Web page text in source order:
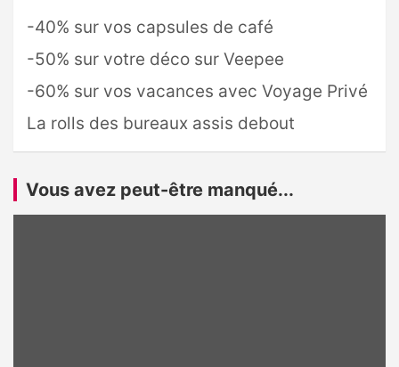
-40% sur vos capsules de café
-50% sur votre déco sur Veepee
-60% sur vos vacances avec Voyage Privé
La rolls des bureaux assis debout
Vous avez peut-être manqué...